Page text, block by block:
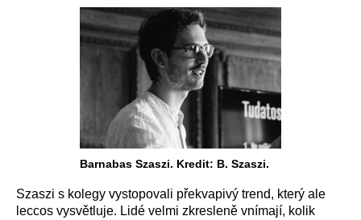
Barnabas Szaszi. Kredit: B. Szaszi.
Szaszi s kolegy vystopovali překvapivý trend, který ale
leccos vysvětluje. Lidé velmi zkresleně vnímají, kolik